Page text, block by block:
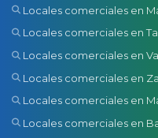
Locales comerciales en
Locales comerciales en
Locales comerciales en
Locales comerciales en
Locales comerciales en
Locales comerciales en